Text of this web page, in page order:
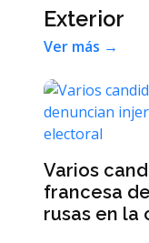
Exterior
Ver más →
Varios
francesa
rusas en